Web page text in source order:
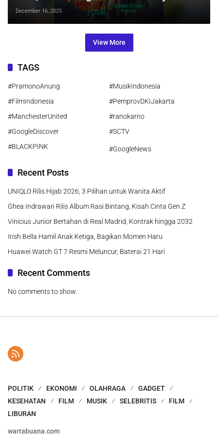
Komedi Keluarga Akhir Tahun
December 16, 2025
View More
TAGS
#PramonoAnung
#MusikIndonesia
#FilmIndonesia
#PemprovDKIJakarta
#ManchesterUnited
#ranokarno
#GoogleDiscover
#SCTV
#BLACKPINK
#GoogleNews
Recent Posts
UNIQLO Rilis Hijab 2026, 3 Pilihan untuk Wanita Aktif
Ghea Indrawari Rilis Album Rasi Bintang, Kisah Cinta Gen Z
Vinicius Junior Bertahan di Real Madrid, Kontrak hingga 2032
Irish Bella Hamil Anak Ketiga, Bagikan Momen Haru
Huawei Watch GT 7 Resmi Meluncur, Baterai 21 Hari
Recent Comments
No comments to show.
POLITIK EKONOMI OLAHRAGA
GADGET
KESEHATAN
FILM MUSIK SELEBRITIS
FILM
LIBURAN
wartabuana.com